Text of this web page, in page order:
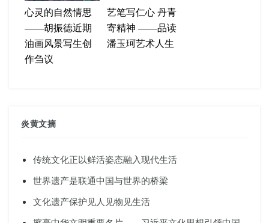
心灵的自然情思
——胡振德近期
油画风景写生创
作刍议
艺笔写仁心 丹青
寄精神 ——品读
潘玉珂艺术人生
炎黄文摘
传统文化正以鲜活姿态融入现代生活
世界遗产是联通中国与世界的桥梁
文化遗产保护见人见物见生活